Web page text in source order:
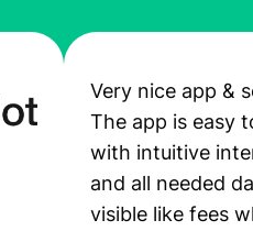
Very nice app &
The app is easy
with intuitive
and all needed
visible like fees